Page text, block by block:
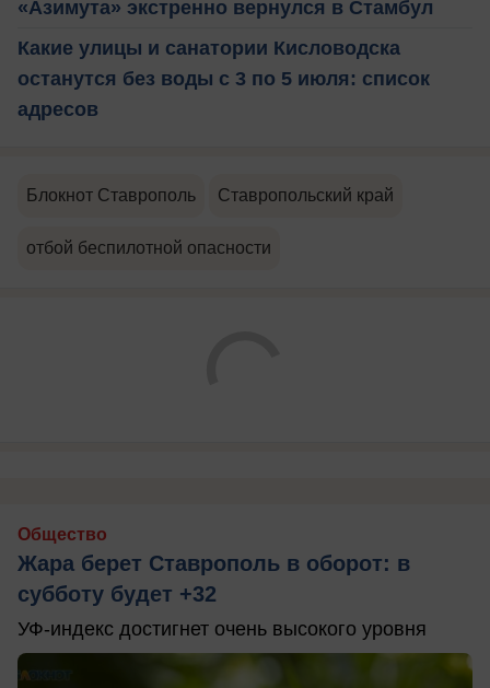
«Азимута» экстренно вернулся в Стамбул
Какие улицы и санатории Кисловодска
останутся без воды с 3 по 5 июля: список
адресов
Блокнот Ставрополь Ставропольский край
отбой беспилотной опасности
Общество
Жара берет Ставрополь в оборот: в
субботу будет +32
УФ-индекс достигнет очень высокого уровня